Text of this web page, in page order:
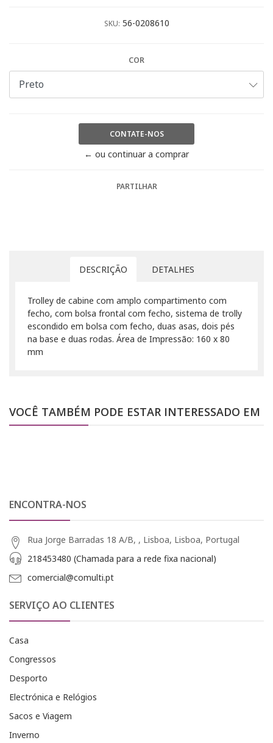
SKU: 56-0208610
COR
CONTATE-NOS
← ou continuar a comprar
PARTILHAR
DESCRIÇÃO DETALHES
Trolley de cabine com amplo compartimento com
fecho, com bolsa frontal com fecho, sistema de trolly
escondido em bolsa com fecho, duas asas, dois pés
na base e duas rodas. Área de Impressão: 160 x 80
mm
VOCÊ TAMBÉM PODE ESTAR INTERESSADO EM
ENCONTRA-NOS
Rua Jorge Barradas 18 A/B, , Lisboa, Lisboa, Portugal
218453480 (Chamada para a rede fixa nacional)
comercial@comulti.pt
SERVIÇO AO CLIENTES
Casa
Congressos
Desporto
Electrónica e Relógios
Sacos e Viagem
Inverno